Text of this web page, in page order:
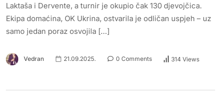
Laktaša i Dervente, a turnir je okupio čak 130 djevojčica.
Ekipa domaćina, OK Ukrina, ostvarila je odličan uspjeh – uz
samo jedan poraz osvojila […]
Vedran 21.09.2025. 0 Comments 314 Views